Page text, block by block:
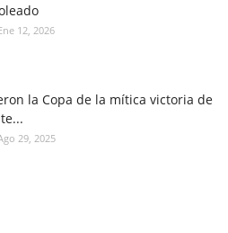
12, 2026
la Copa de la mítica victoria de
29, 2025